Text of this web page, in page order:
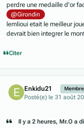
perdre une medaille d'or
@Girondin
lemlioui etait le meilleur
devrait bien integrer le
Citer
Enkidu21 Membre
Posté(e) le 31 août
Il y a 2 heures, Mr.O a